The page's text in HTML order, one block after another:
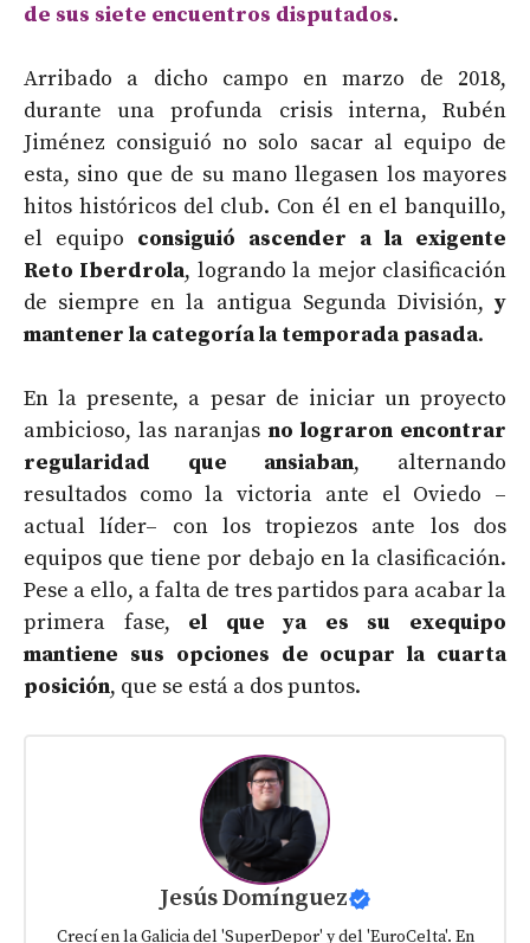
de sus siete encuentros disputados.
Arribado a dicho campo en marzo de 2018,
durante una profunda crisis interna, Rubén
Jiménez consiguió no solo sacar al equipo de
esta, sino que de su mano llegasen los mayores
hitos históricos del club. Con él en el banquillo,
el equipo consiguió ascender a la exigente
Reto Iberdrola, logrando la mejor clasificación
de siempre en la antigua Segunda División, y
mantener la categoría la temporada pasada.
En la presente, a pesar de iniciar un proyecto
ambicioso, las naranjas no lograron encontrar
regularidad que ansiaban, alternando
resultados como la victoria ante el Oviedo –
actual líder– con los tropiezos ante los dos
equipos que tiene por debajo en la clasificación.
Pese a ello, a falta de tres partidos para acabar la
primera fase, el que ya es su exequipo
mantiene sus opciones de ocupar la cuarta
posición, que se está a dos puntos.
Jesús Domínguez
Crecí en la Galicia del 'SuperDepor' y del 'EuroCelta'. En